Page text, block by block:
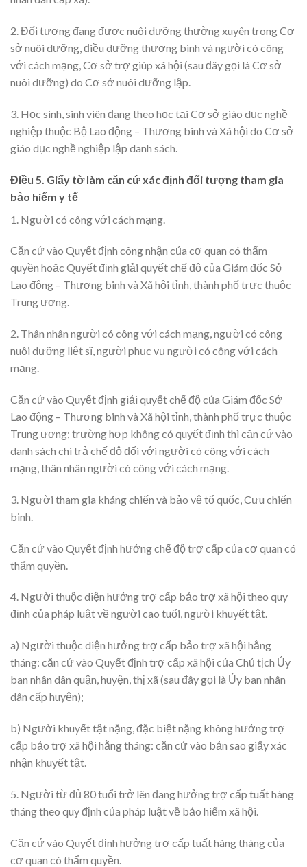
2. Đối tượng đang được nuôi dưỡng thường xuyên trong Cơ
sở nuôi dưỡng, điều dưỡng thương binh và người có công
với cách mạng, Cơ sở trợ giúp xã hội (sau đây gọi là Cơ sở
nuôi dưỡng) do Cơ sở nuôi dưỡng lập.
3. Học sinh, sinh viên đang theo học tại Cơ sở giáo dục nghề
nghiệp thuộc Bộ Lao động – Thương binh và Xã hội do Cơ sở
giáo dục nghề nghiệp lập danh sách.
Điều 5. Giấy tờ làm căn cứ xác định đối tượng tham gia
bảo hiểm y tế
1. Người có công với cách mạng.
Căn cứ vào Quyết định công nhận của cơ quan có thẩm
quyền hoặc Quyết định giải quyết chế độ của Giám đốc Sở
Lao động – Thương binh và Xã hội tỉnh, thành phố trực thuộc
Trung ương.
2. Thân nhân người có công với cách mạng, người có công
nuôi dưỡng liệt sĩ, người phục vụ người có công với cách
mạng.
Căn cứ vào Quyết định giải quyết chế độ của Giám đốc Sở
Lao động – Thương binh và Xã hội tỉnh, thành phố trực thuộc
Trung ương; trường hợp không có quyết định thì căn cứ vào
danh sách chi trả chế độ đối với người có công với cách
mạng, thân nhân người có công với cách mạng.
3. Người tham gia kháng chiến và bảo vệ tổ quốc, Cựu chiến
binh.
Căn cứ vào Quyết định hưởng chế độ trợ cấp của cơ quan có
thẩm quyền.
4. Người thuộc diện hưởng trợ cấp bảo trợ xã hội theo quy
định của pháp luật về người cao tuổi, người khuyết tật.
a) Người thuộc diện hưởng trợ cấp bảo trợ xã hội hằng
tháng: căn cứ vào Quyết định trợ cấp xã hội của Chủ tịch Ủy
ban nhân dân quận, huyện, thị xã (sau đây gọi là Ủy ban nhân
dân cấp huyện);
b) Người khuyết tật nặng, đặc biệt nặng không hưởng trợ
cấp bảo trợ xã hội hằng tháng: căn cứ vào bản sao giấy xác
nhận khuyết tật.
5. Người từ đủ 80 tuổi trở lên đang hưởng trợ cấp tuất hàng
tháng theo quy định của pháp luật về bảo hiểm xã hội.
Căn cứ vào Quyết định hưởng trợ cấp tuất hàng tháng của
cơ quan có thẩm quyền.